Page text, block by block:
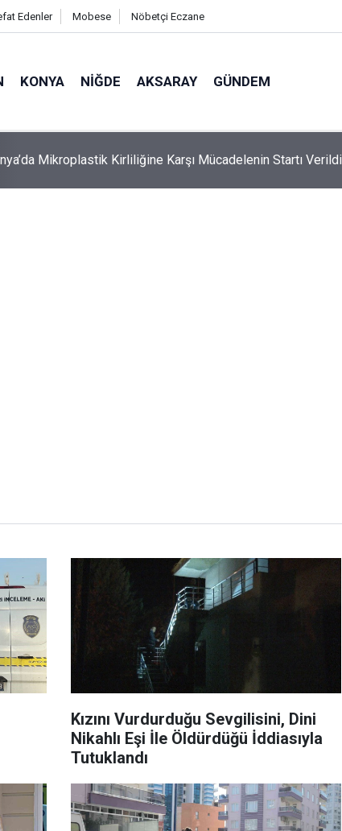
Edenler Mobese Nöbetçi Eczane
KONYA NIĞDE AKSARAY GÜNDEM
Mikroplastik Kirliliğine Karşı Mücadelenin Startı Verildi
Kızını Vurdurduğu Sevgilisini, Dini
Nikahlı Eşi İle Öldürdüğü İddiasıyla
Tutuklandı